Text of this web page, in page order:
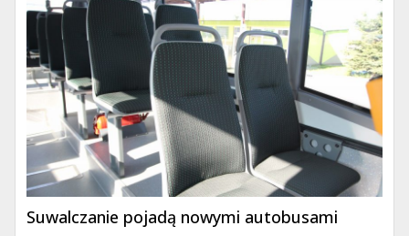
Suwalczanie pojadą nowymi autobusami